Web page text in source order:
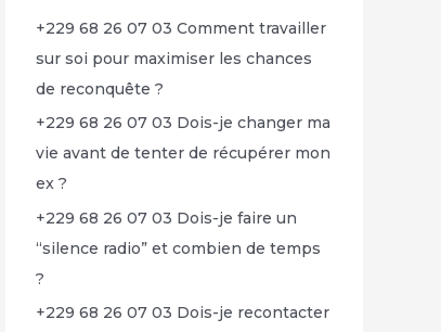
+229 68 26 07 03 Comment travailler
sur soi pour maximiser les chances
de reconquête ?
+229 68 26 07 03 Dois-je changer ma
vie avant de tenter de récupérer mon
ex ?
+229 68 26 07 03 Dois-je faire un
“silence radio” et combien de temps
?
+229 68 26 07 03 Dois-je recontacter